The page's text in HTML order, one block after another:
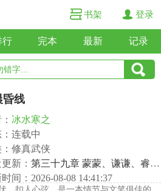
书架 登录
行 完本 最新 记录
昏线
冰水寒之
连载中
修真武侠
新： 第三十九章 蒙蒙、谦谦、睿睿前往夏威夷
间：2026-08-08 14:41:37